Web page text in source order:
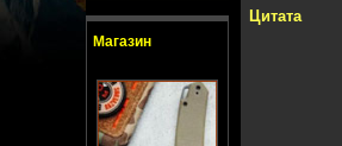
Магазин
Цитата